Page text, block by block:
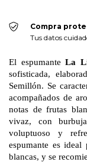
Compra
Tus datos
El espumante La
sofisticada,
Semillón. Se
acompañados de
notas de frutas
vivaz, con
voluptuoso y
espumante es
blancas, y se